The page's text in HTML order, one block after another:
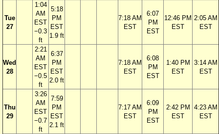
Tue
27
1:04
AM
EST
−0.3
ft
5:18
PM
EST
1.9 ft
7:18 AM
EST
6:07
PM
EST
12:46 PM
EST
2:05 AM
EST
Wed
28
2:21
AM
EST
−0.5
ft
6:37
PM
EST
2.0 ft
7:18 AM
EST
6:08
PM
EST
1:40 PM
EST
3:14 AM
EST
Thu
29
3:26
AM
EST
−0.7
ft
7:59
PM
EST
2.1 ft
7:17 AM
EST
6:09
PM
EST
2:42 PM
EST
4:23 AM
EST